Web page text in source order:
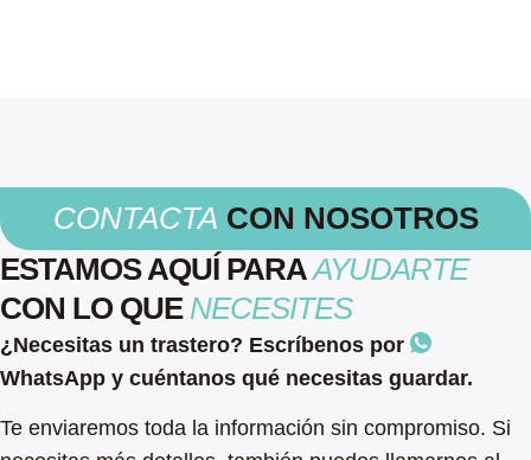
CONTACTA CON NOSOTROS
ESTAMOS AQUÍ PARAAYUDARTE
CON LO QUE NECESITES
¿Necesitas un trastero? Escríbenos por
WhatsApp y cuéntanos qué necesitas guardar.
Te enviaremos toda la información sin compromiso. Si